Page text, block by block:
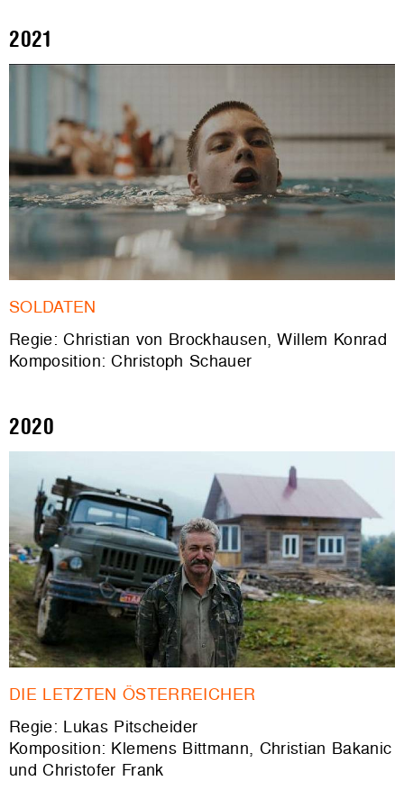
2021
SOLDATEN
Regie: Christian von Brockhausen, Willem Konrad
Komposition: Christoph Schauer
2020
DIE LETZTEN ÖSTERREICHER
Regie: Lukas Pitscheider
Komposition: Klemens Bittmann, Christian Bakanic
und Christofer Frank